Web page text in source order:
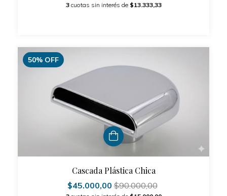
3 cuotas sin interés de $13.333,33
50% OFF
Cascada Plástica Chica
$45.000,00$90.000,00